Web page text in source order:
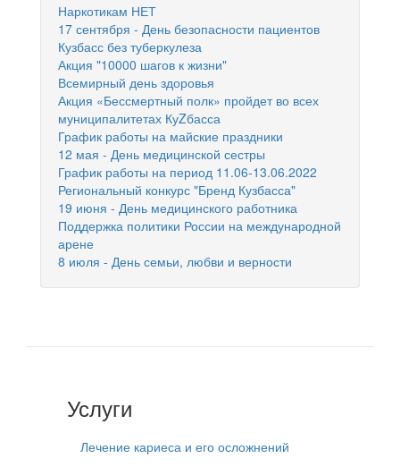
Наркотикам НЕТ
17 сентября - День безопасности пациентов
Кузбасс без туберкулеза
Акция "10000 шагов к жизни"
Всемирный день здоровья
Акция «Бессмертный полк» пройдет во всех
муниципалитетах КуZбасса
График работы на майские праздники
12 мая - День медицинской сестры
График работы на период 11.06-13.06.2022
Региональный конкурс "Бренд Кузбасса"
19 июня - День медицинского работника
Поддержка политики России на международной
арене
8 июля - День семьи, любви и верности
Услуги
Лечение кариеса и его осложнений